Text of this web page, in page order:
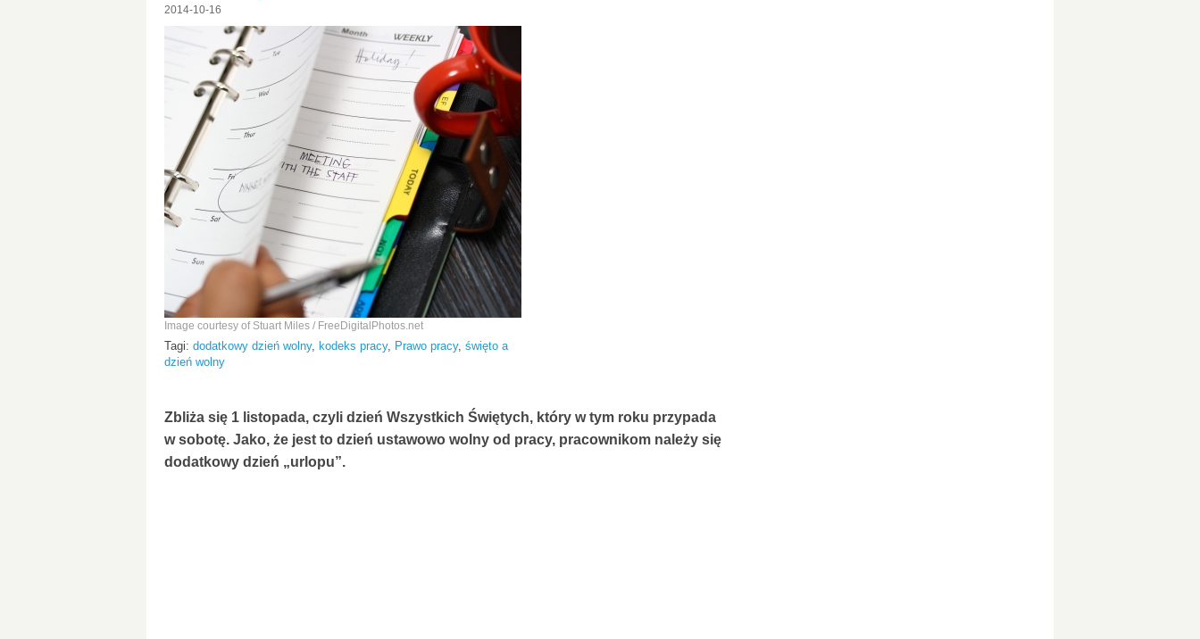
2014-10-16
Image courtesy of Stuart Miles / FreeDigitalPhotos.net
Tagi: dodatkowy dzień wolny, kodeks pracy, Prawo pracy, święto a
dzień wolny
Zbliża się 1 listopada, czyli dzień Wszystkich Świętych, który w tym roku przypada
w sobotę. Jako, że jest to dzień ustawowo wolny od pracy, pracownikom należy się
dodatkowy dzień „urlopu”.